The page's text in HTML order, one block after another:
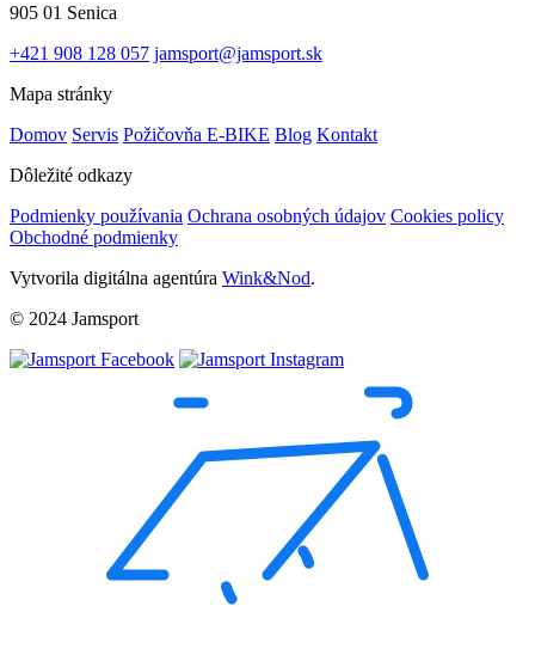
905 01 Senica
+421 908 128 057 jamsport@jamsport.sk
Mapa stránky
Domov Servis Požičovňa E-BIKE Blog Kontakt
Dôležité odkazy
Podmienky používania Ochrana osobných údajov Cookies policy
Obchodné podmienky
Vytvorila digitálna agentúra Wink&Nod.
© 2024 Jamsport